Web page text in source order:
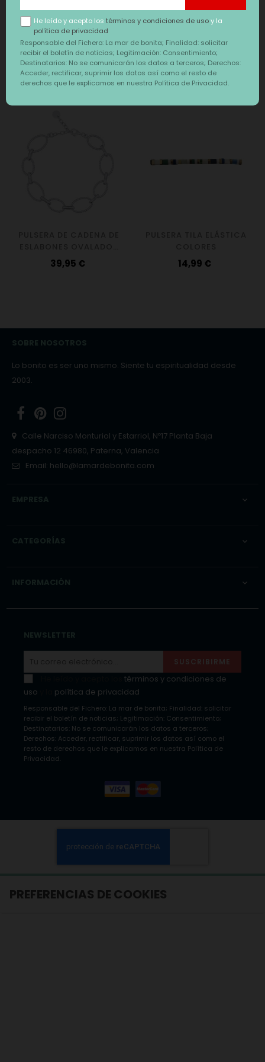
También te puede interesar
DE PLATA DE LEY 925
Precio
39,95 € Precio
14,99 €
SOBRE NOSOTROS
Lo bonito es ser uno mismo. Siente tu espiritualidad desde
2003.
FacebookPinterest
Calle Narciso Monturiol y Estarriol, Nº17 Planta Baja
despacho 12 46980, Paterna, Valencia
Email: hello@lamardebonita.com
EMPRESA 
CATEGORÍAS 
INFORMACIÓN 
NEWSLETTER
SUSCRIBIRME
términos y condiciones de
uso
política de privacidad
Responsable del Fichero: La mar de bonita; Finalidad: solicitar
recibir el boletín de noticias; Legitimación: Consentimiento;
Destinatarios: No se comunicarán los datos a terceros;
Derechos: Acceder, rectificar, suprimir los datos así como el
resto de derechos que le explicamos en nuestra Política de
Privacidad.
PREFERENCIAS DE COOKIES
Responsable del Fichero: La mar de bonita; Finalidad: solicitar
recibir el boletín de noticias; Legitimación: Consentimiento;
Destinatarios: No se comunicarán los datos a terceros; Derechos:
Acceder, rectificar, suprimir los datos así como el resto de
derechos que le explicamos en nuestra Política de Privacidad.
He leído y acepto lostérminos y condiciones de usoy la
política de privacidad